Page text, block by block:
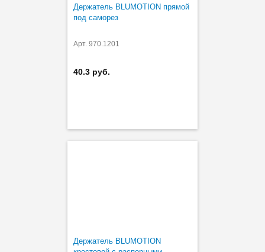
Держатель BLUMOTION прямой
под саморез
Арт. 970.1201
40.3 руб.
Держатель BLUMOTION